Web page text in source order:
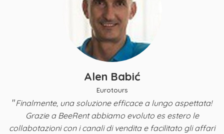
Alen Babić
Eurotours
"Finalmente, una soluzione efficace a lungo aspettata!
Grazie a BeeRent abbiamo evoluto es estero le
collabotazioni con i canali di vendita e facilitato gli affari